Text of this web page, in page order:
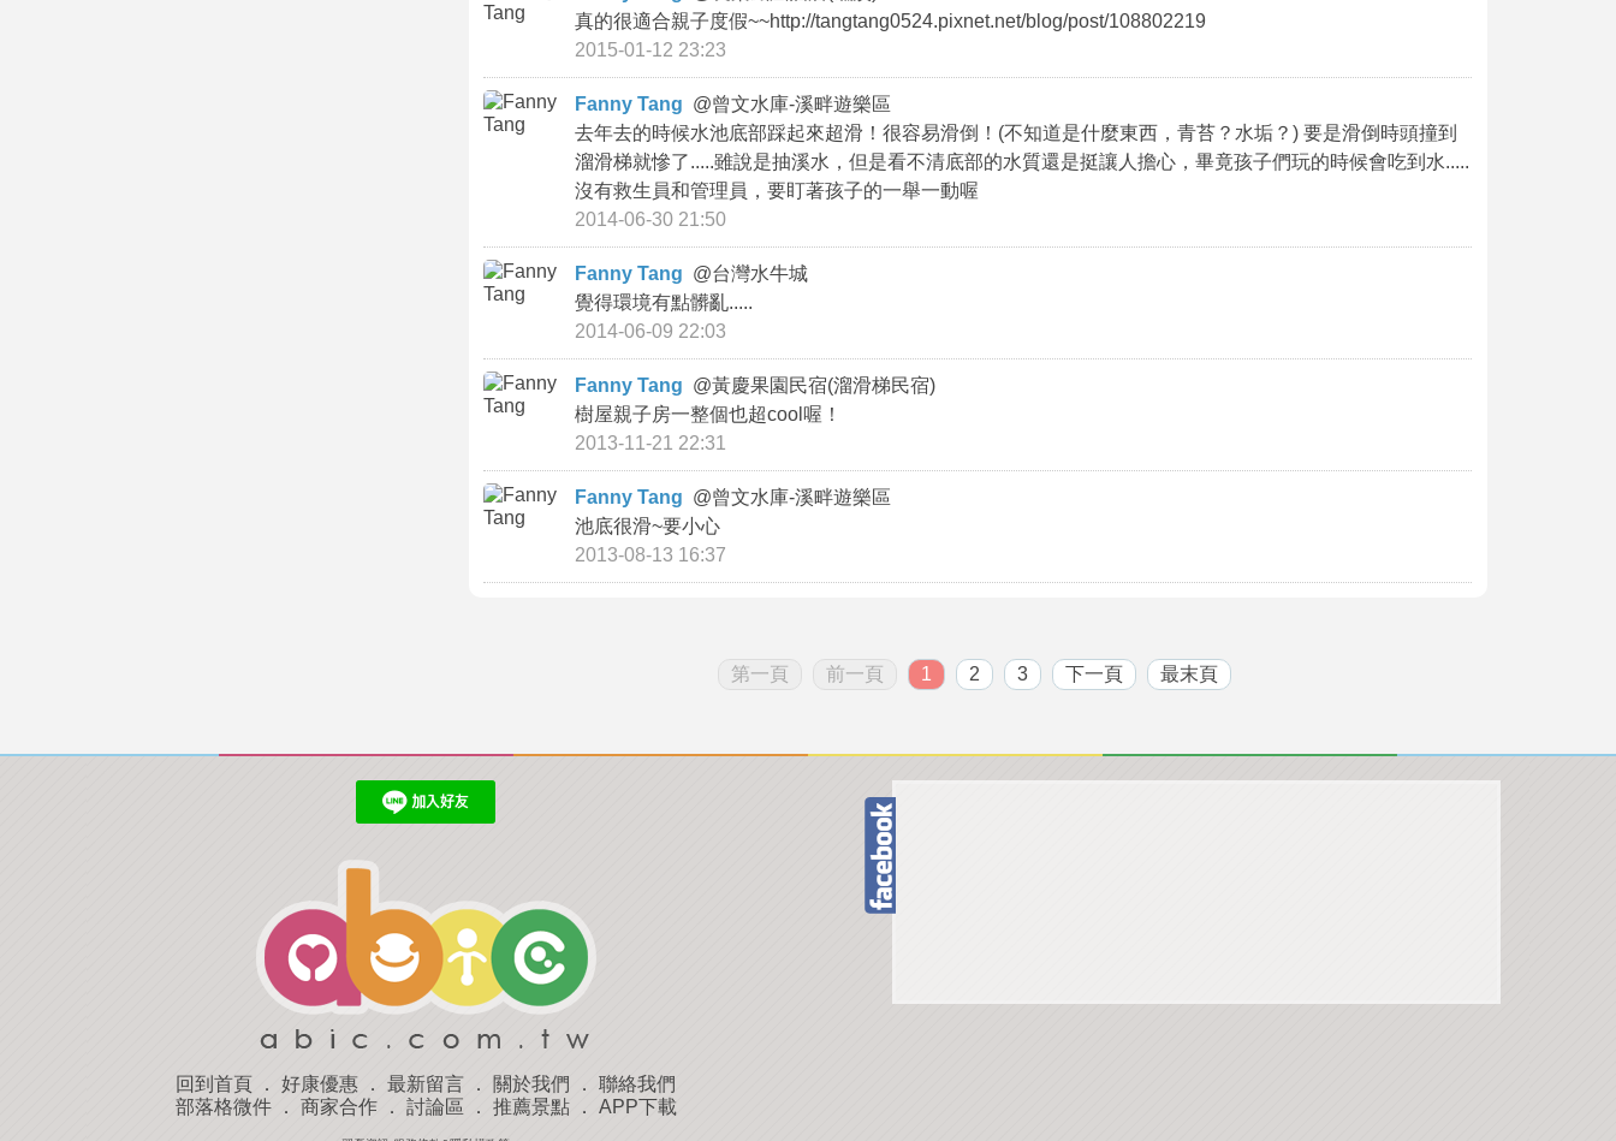
真的很適合親子度假~~http://tangtang0524.pixnet.net/blog/post/108802219
2015-01-12 23:23
Fanny Tang @曾文水庫-溪畔遊樂區
去年去的時候水池底部踩起來超滑！很容易滑倒！(不知道是什麼東西，青苔？水垢？) 要是滑倒時頭撞到
溜滑梯就慘了.....雖說是抽溪水，但是看不清底部的水質還是挺讓人擔心，畢竟孩子們玩的時候會吃到水.....
沒有救生員和管理員，要盯著孩子的一舉一動喔
2014-06-30 21:50
Fanny Tang @台灣水牛城
覺得環境有點髒亂.....
2014-06-09 22:03
Fanny Tang @黃慶果園民宿(溜滑梯民宿)
樹屋親子房一整個也超cool喔！
2013-11-21 22:31
Fanny Tang @曾文水庫-溪畔遊樂區
池底很滑~要小心
2013-08-13 16:37
第一頁 前一頁 1 2 3 下一頁 最末頁
回到首頁 ． 好康優惠 ． 最新留言 ． 關於我們 ． 聯絡我們
部落格微件． 商家合作． 討論區 ． 推薦景點． APP下載